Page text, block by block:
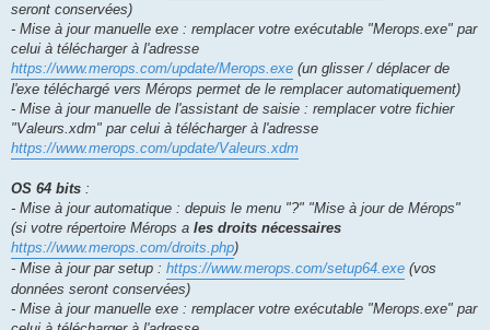
seront conservées)
- Mise à jour manuelle exe : remplacer votre exécutable "Merops.exe" par
celui à télécharger à l'adresse
https://www.merops.com/update/Merops.exe (un glisser / déplacer de
l'exe téléchargé vers Mérops permet de le remplacer automatiquement)
- Mise à jour manuelle de l'assistant de saisie : remplacer votre fichier
"Valeurs.xdm" par celui à télécharger à l'adresse
https://www.merops.com/update/Valeurs.xdm
OS 64 bits :
- Mise à jour automatique : depuis le menu "?" "Mise à jour de Mérops"
(si votre répertoire Mérops a les droits nécessaires
https://www.merops.com/droits.php)
- Mise à jour par setup : https://www.merops.com/setup64.exe (vos
données seront conservées)
- Mise à jour manuelle exe : remplacer votre exécutable "Merops.exe" par